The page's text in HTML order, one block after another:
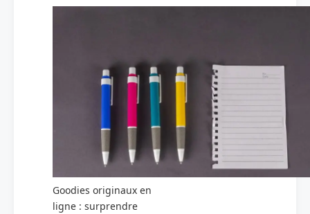
Goodies originaux en
ligne : surprendre